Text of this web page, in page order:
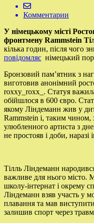
Комментарии
У німецькому місті
фронтмену Rammstein
кілька годин, після чого
повідомляє німецький
Бронзовий памʼятник з
виготовив анонімний
roxxy_roxx_. Статуя
обійшлося в 600 євро.
якому Ліндеманн жив у
Rammstein і, таким чином,
улюбленного артиста з
не простояв і доби, наразі
Тілль Ліндеманн
важливе для нього місто.
школу-інтернат і окрему
Ліндеманн взяв участь у
плавання та мав
залишив спорт через